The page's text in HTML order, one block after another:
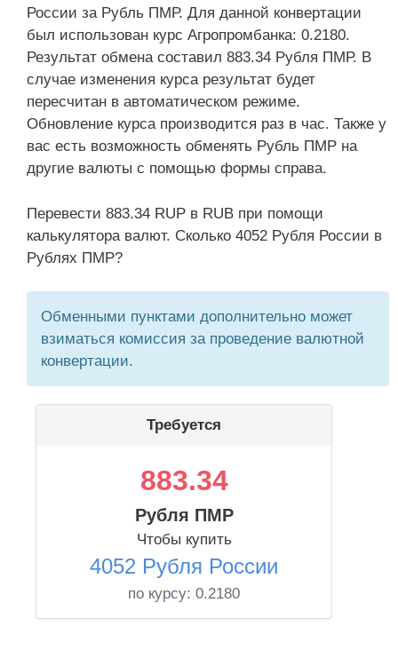
России за Рубль ПМР. Для данной конвертации
был использован курс Агропромбанка: 0.2180.
Результат обмена составил 883.34 Рубля ПМР. В
случае изменения курса результат будет
пересчитан в автоматическом режиме.
Обновление курса производится раз в час. Также у
вас есть возможность обменять Рубль ПМР на
другие валюты с помощью формы справа.
Перевести 883.34 RUP в RUB при помощи
калькулятора валют. Сколько 4052 Рубля России в
Рублях ПМР?
Обменными пунктами дополнительно может
взиматься комиссия за проведение валютной
конвертации.
Требуется
883.34
Рубля ПМР
Чтобы купить
4052 Рубля России
по курсу: 0.2180